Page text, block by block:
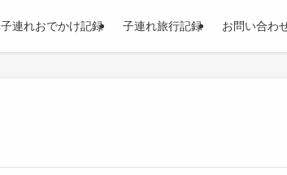
子連れおでかけ記録 子連れ旅行記録 お問い合わ